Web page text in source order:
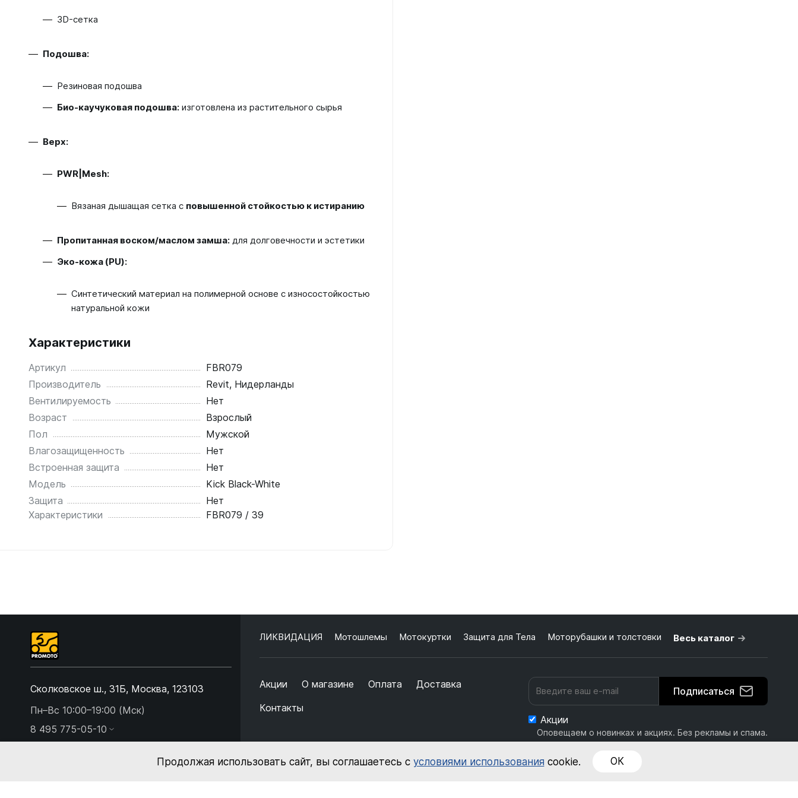
3D-сетка
Подошва:
Резиновая подошва
Био-каучуковая подошва: изготовлена из растительного сырья
Верх:
PWR|Mesh:
Вязаная дышащая сетка с повышенной стойкостью к истиранию
Пропитанная воском/маслом замша: для долговечности и эстетики
Эко-кожа (PU):
Синтетический материал на полимерной основе с износостойкостью
натуральной кожи
Характеристики
Артикул
FBR079
Производитель
Revit, Нидерланды
Вентилируемость
Нет
Возраст
Взрослый
Пол
Мужской
Влагозащищенность
Нет
Встроенная защита
Нет
Модель
Kick Black-White
Защита
Нет
Характеристики
FBR079 / 39
Сколковское ш., 31Б, Москва, 123103
Пн–Вс 10:00–19:00 (Мск)
8 495 775-05-10
ЛИКВИДАЦИЯ Мотошлемы Мотокуртки Защита для Тела Моторубашки и толстовки Весь каталог
Акции О магазине Оплата
Доставка
Контакты
Подписаться
Акции
Оповещаем о новинках и акциях. Без рекламы и спама.
Политика обработки персональных данных
ОК
Продолжая использовать сайт, вы соглашаетесь с условиями использования cookie.